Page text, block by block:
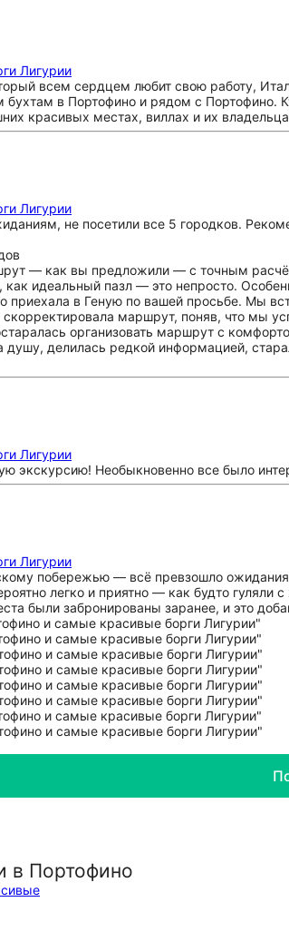
Лигурии
всем сердцем любит свою работу,
в Портофино и рядом с Портофино.
красивых местах, виллах и их
Лигурии
не посетили все 5 городков.
— как вы предложили — с точным
идеальный пазл — это непросто.
приехала в Геную по вашей просьбе. Мы
маршрут, поняв, что мы
организовать маршрут с
душу, делилась редкой информацией,
Лигурии
экскурсию! Необыкновенно все было
Лигурии
побережью — всё превзошло
легко и приятно — как будто
были забронированы заранее, и это
в Портофино